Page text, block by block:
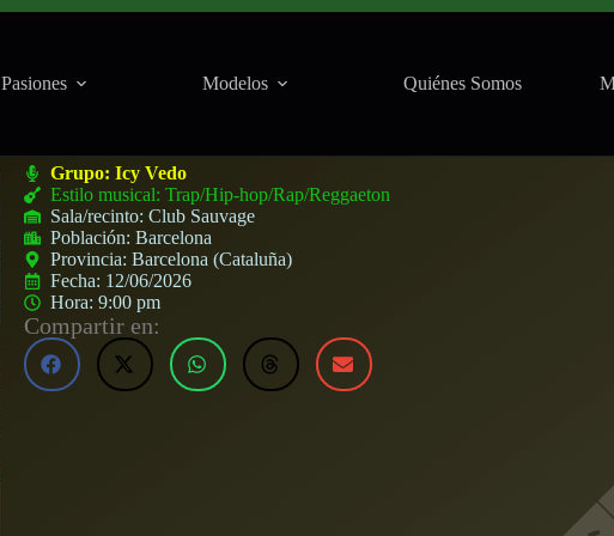
Pasiones Modelos Quiénes Somos
Grupo:Icy Vedo
Estilo musical: Trap/Hip-hop/Rap/Reggaeton
Sala/recinto:Club Sauvage
Población:Barcelona
Provincia:Barcelona (Cataluña)
Fecha: 12/06/2026
Hora:9:00 pm
Compartir en: